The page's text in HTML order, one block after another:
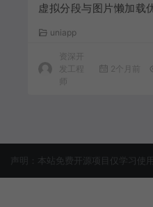
虚拟分段与图片懒加载
uniapp
资深开
发工程
2个月前
声明：本站免费开源项目仅学习